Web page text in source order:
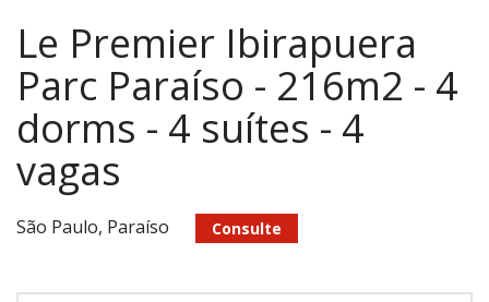
Le Premier Ibirapuera
Parc Paraíso - 216m2 - 4
dorms - 4 suítes - 4
vagas
São Paulo, Paraíso Consulte